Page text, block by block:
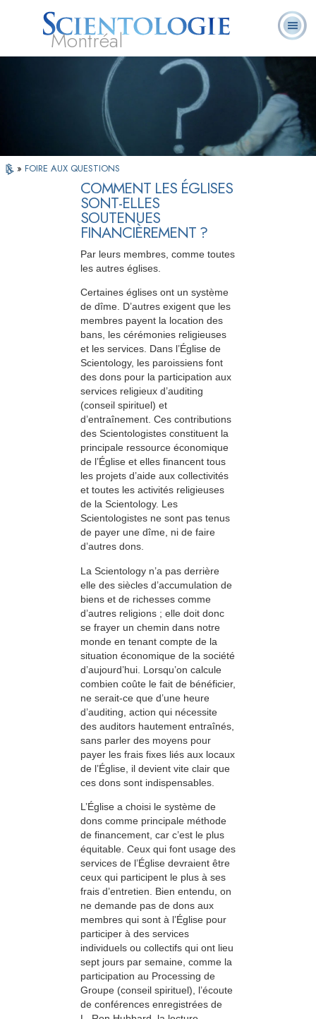
Montréal
Qu’est-ce que la
Scientologie ?
Ministres
volontaires
Foire aux
questions
» FOIRE AUX QUESTIONS
COMMENT LES ÉGLISES
SONT-ELLES
SOUTENUES
FINANCIÈREMENT ?
Par leurs membres, comme toutes
les autres églises.
Certaines églises ont un système
de dîme. D’autres exigent que les
membres payent la location des
bans, les cérémonies religieuses
et les services. Dans l’Église de
Scientology, les paroissiens font
des dons pour la participation aux
services religieux d’auditing
(conseil spirituel) et
d’entraînement. Ces contributions
des Scientologistes constituent la
principale ressource économique
de l’Église et elles financent tous
les projets d’aide aux collectivités
et toutes les activités religieuses
de la Scientology. Les
Scientologistes ne sont pas tenus
de payer une dîme, ni de faire
d’autres dons.
La Scientology n’a pas derrière
elle des siècles d’accumulation de
biens et de richesses comme
d’autres religions ; elle doit donc
se frayer un chemin dans notre
monde en tenant compte de la
situation économique de la société
d’aujourd’hui. Lorsqu’on calcule
combien coûte le fait de bénéficier,
ne serait-ce que d’une heure
d’auditing, action qui nécessite
des auditors hautement entraînés,
sans parler des moyens pour
payer les frais fixes liés aux locaux
de l’Église, il devient vite clair que
ces dons sont indispensables.
L’Église a choisi le système de
dons comme principale méthode
de financement, car c’est le plus
équitable. Ceux qui font usage des
services de l’Église devraient être
ceux qui participent le plus à ses
frais d’entretien. Bien entendu, on
ne demande pas de dons aux
membres qui sont à l’Église pour
participer à des services
individuels ou collectifs qui ont lieu
sept jours par semaine, comme la
participation au Processing de
Groupe (conseil spirituel), l’écoute
de conférences enregistrées de